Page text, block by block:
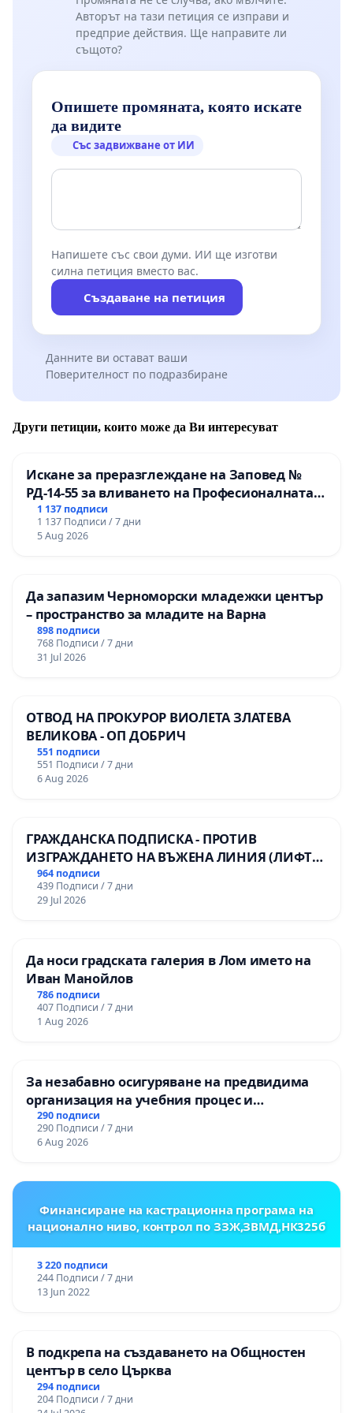
Авторът на тази петиция се изправи и
предприе действия. Ще направите ли
същото?
Опишете промяната, която искате
да видите
Със задвижване от ИИ
Напишете със свои думи. ИИ ще изготви
силна петиция вместо вас.
Създаване на петиция
Данните ви остават ваши
Поверителност по подразбиране
Други петиции, които може да Ви интересуват
Искане за преразглеждане на Заповед №
РД-14-55 за вливането на Професионалната
гимназия по промишлени технологии в
Професионалната гимназия по икономика и
мениджмънт – гр. Пазарджик
1 137 подписи
1 137 Подписи / 7 дни
5 Aug 2026
Да запазим Черноморски младежки център
– пространство за младите на Варна
898 подписи
768 Подписи / 7 дни
31 Jul 2026
ОТВОД НА ПРОКУРОР ВИОЛЕТА ЗЛАТЕВА
ВЕЛИКОВА - ОП ДОБРИЧ
551 подписи
551 Подписи / 7 дни
6 Aug 2026
ГРАЖДАНСКА ПОДПИСКА - ПРОТИВ
ИЗГРАЖДАНЕТО НА ВЪЖЕНА ЛИНИЯ (ЛИФТ)
НА ТЕРИТОРИЯТА НА ПРИРОДНА
ЗАБЕЛЕЖИТЕЛНОСТ „ХЪЛМ НА
ОСВОБОДИТЕЛИТЕ“ (БУНАРДЖИК)
964 подписи
439 Подписи / 7 дни
29 Jul 2026
Да носи градската галерия в Лом името на
Иван Манойлов
786 подписи
407 Подписи / 7 дни
1 Aug 2026
За незабавно осигуряване на предвидима
организация на учебния процес и
гарантиране на правото на равнопоставено
и качествено образование на учениците от
ОУ „Княз Александър I“ и Хуманитарна
290 подписи
290 Подписи / 7 дни
6 Aug 2026
Финансиране на кастрационна програма на
национално ниво, контрол по ЗЗЖ,ЗВМД,НК325б
3 220 подписи
244 Подписи / 7 дни
13 Jun 2022
В подкрепа на създаването на Общностен
център в село Църква
294 подписи
204 Подписи / 7 дни